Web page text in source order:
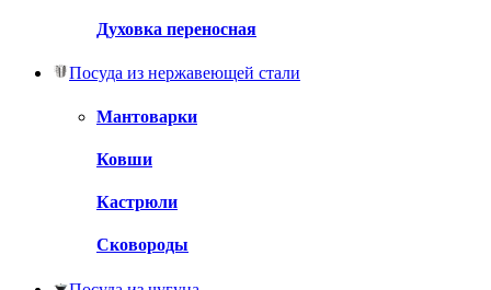
Духовка переносная
Посуда из нержавеющей стали
Мантоварки
Ковши
Кастрюли
Сковороды